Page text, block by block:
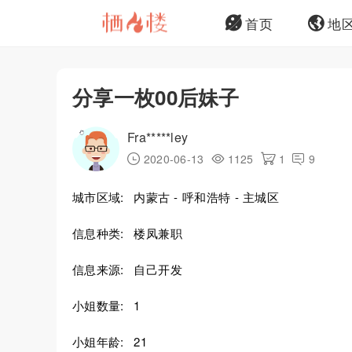
首页 地
分享一枚00后妹子
Fra*****ley
2020-06-13 1125 1 9
城市区域: 内蒙古 - 呼和浩特 - 主城区
信息种类: 楼凤兼职
信息来源: 自己开发
小姐数量: 1
小姐年龄: 21